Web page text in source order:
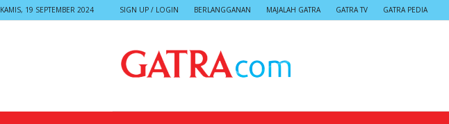
KAMIS, 19 SEPTEMBER 2024 SIGN UP / LOGIN BERLANGGANAN MAJALAH GATRA GATRA TV GATRA PEDIA